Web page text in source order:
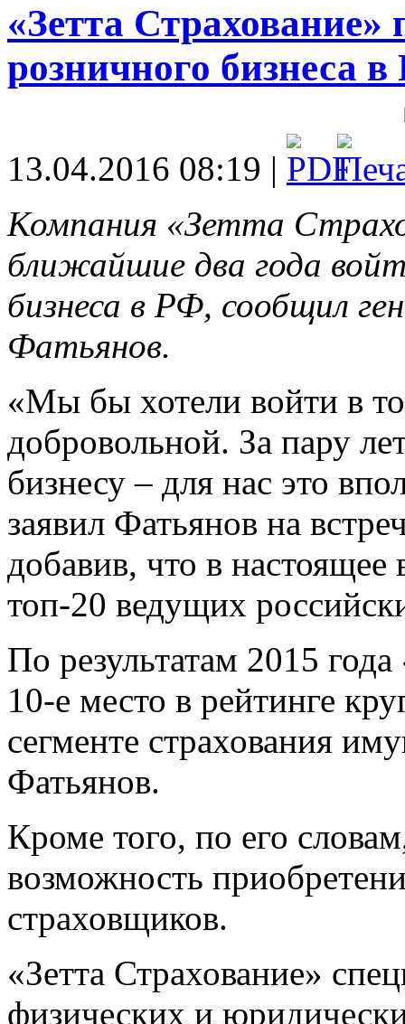
«Зетта Страхование»
розничного бизнеса
13.04.2016 08:19 |
Компания «Зетта
ближайшие два года
бизнеса в РФ, сообщил
Фатьянов.
«Мы бы хотели войти в
добровольной. За пару
бизнесу – для нас это
заявил Фатьянов на
добавив, что в
топ-20 ведущих
По результатам 2015
10-е место в рейтинге
сегменте страхования
Фатьянов.
Кроме того, по его
возможность
страховщиков.
«Зетта Страхование»
физических и